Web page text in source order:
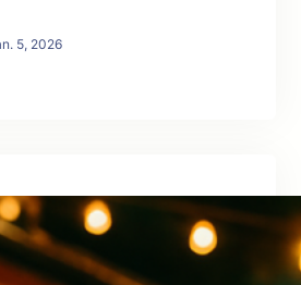
5, 2026